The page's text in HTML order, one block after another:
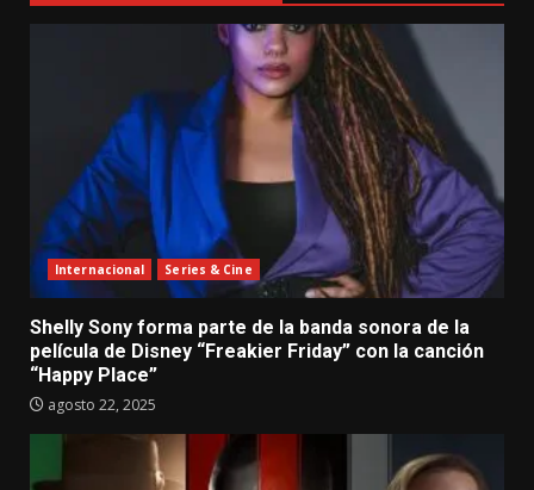
Internacional Series & Cine
Shelly Sony forma parte de la banda sonora de la
película de Disney “Freakier Friday” con la canción
“Happy Place”
agosto 22, 2025